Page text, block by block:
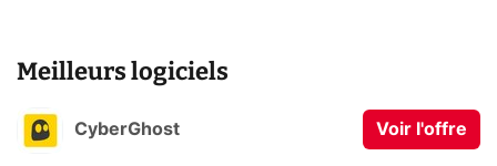
Meilleurs logiciels
CyberGhost Voir l'offre